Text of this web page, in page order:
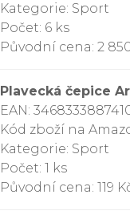
Kategorie: Sport
Počet: 6 ks
Původní cena: 2
Plavecká čepice
EAN:
Kód zboží na
Kategorie: Sport
Počet: 1 ks
Původní cena: 119